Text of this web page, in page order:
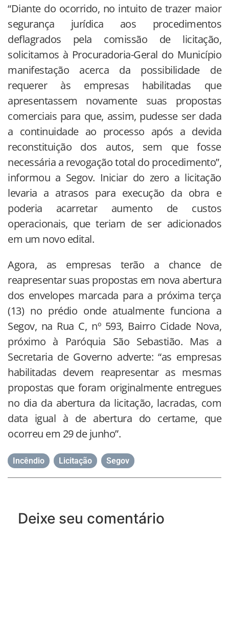
“Diante do ocorrido, no intuito de trazer maior
segurança jurídica aos procedimentos
deflagrados pela comissão de licitação,
solicitamos à Procuradoria-Geral do Município
manifestação acerca da possibilidade de
requerer às empresas habilitadas que
apresentassem novamente suas propostas
comerciais para que, assim, pudesse ser dada
a continuidade ao processo após a devida
reconstituição dos autos, sem que fosse
necessária a revogação total do procedimento”,
informou a Segov. Iniciar do zero a licitação
levaria a atrasos para execução da obra e
poderia acarretar aumento de custos
operacionais, que teriam de ser adicionados
em um novo edital.
Agora, as empresas terão a chance de
reapresentar suas propostas em nova abertura
dos envelopes marcada para a próxima terça
(13) no prédio onde atualmente funciona a
Segov, na Rua C, nº 593, Bairro Cidade Nova,
próximo à Paróquia São Sebastião. Mas a
Secretaria de Governo adverte: “as empresas
habilitadas devem reapresentar as mesmas
propostas que foram originalmente entregues
no dia da abertura da licitação, lacradas, com
data igual à de abertura do certame, que
ocorreu em 29 de junho”.
Incêndio Licitação Segov
Deixe seu comentário